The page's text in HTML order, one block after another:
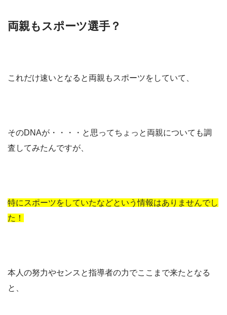
両親もスポーツ選手？
これだけ速いとなると両親もスポーツをしていて、
そのDNAが・・・・と思ってちょっと両親についても調
査してみたんですが、
特にスポーツをしていたなどという情報はありませんでし
た！
本人の努力やセンスと指導者の力でここまで来たとなる
と、